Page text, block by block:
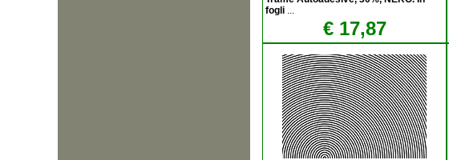
fogli ...
€ 17,87